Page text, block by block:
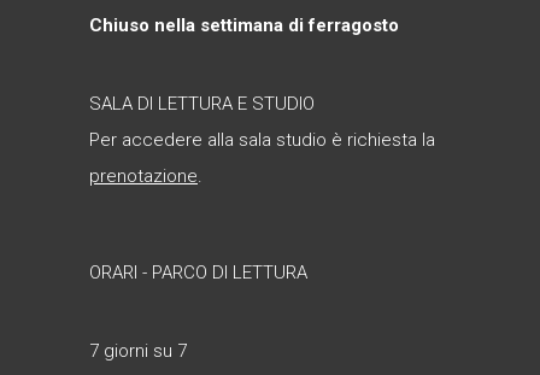
Chiuso nella settimana di ferragosto
SALA DI LETTURA E STUDIO
Per accedere alla sala studio è richiesta la
prenotazione.
ORARI - PARCO DI LETTURA
7 giorni su 7